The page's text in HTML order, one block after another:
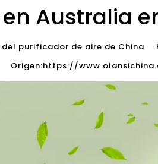
Australia
purificador de aire de China
Origen:https://